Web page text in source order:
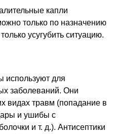
капли
только по назначению
усугубить ситуацию.
используют для
заболеваний. Они
видах травм (попадание в
и ушибы с
и т. д.). Антисептики